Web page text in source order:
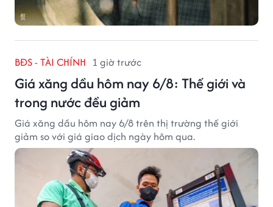
BĐS - TÀI CHÍNH 1 giờ trước
Giá xăng dầu hôm nay 6/8: Thế giới và
trong nước đều giảm
Giá xăng dầu hôm nay 6/8 trên thị trường thế giới
giảm so với giá giao dịch ngày hôm qua.